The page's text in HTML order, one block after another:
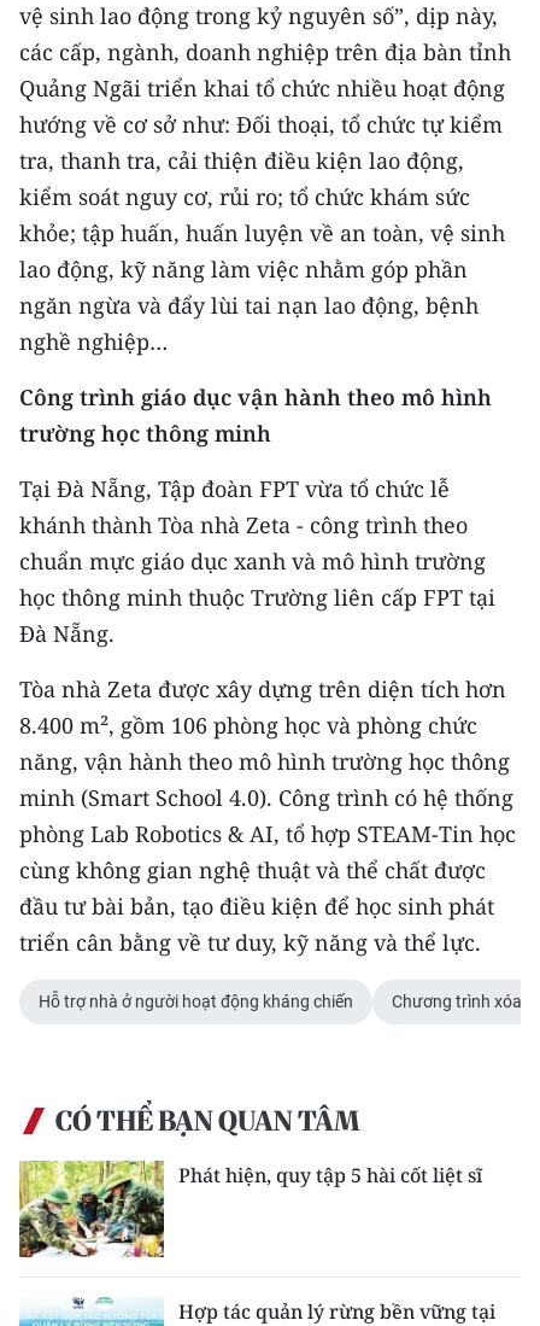
vệ sinh lao động trong kỷ nguyên số”, dịp này,
các cấp, ngành, doanh nghiệp trên địa bàn tỉnh
Quảng Ngãi triển khai tổ chức nhiều hoạt động
hướng về cơ sở như: Đối thoại, tổ chức tự kiểm
tra, thanh tra, cải thiện điều kiện lao động,
kiểm soát nguy cơ, rủi ro; tổ chức khám sức
khỏe; tập huấn, huấn luyện về an toàn, vệ sinh
lao động, kỹ năng làm việc nhằm góp phần
ngăn ngừa và đẩy lùi tai nạn lao động, bệnh
nghề nghiệp…
Công trình giáo dục vận hành theo mô hình
trường học thông minh
Tại Đà Nẵng, Tập đoàn FPT vừa tổ chức lễ
khánh thành Tòa nhà Zeta - công trình theo
chuẩn mực giáo dục xanh và mô hình trường
học thông minh thuộc Trường liên cấp FPT tại
Đà Nẵng.
Tòa nhà Zeta được xây dựng trên diện tích hơn
8.400 m², gồm 106 phòng học và phòng chức
năng, vận hành theo mô hình trường học thông
minh (Smart School 4.0). Công trình có hệ thống
phòng Lab Robotics & AI, tổ hợp STEAM-Tin học
cùng không gian nghệ thuật và thể chất được
đầu tư bài bản, tạo điều kiện để học sinh phát
triển cân bằng về tư duy, kỹ năng và thể lực.
Hỗ trợ nhà ở người hoạt động kháng chiến Chương trình xóa
CÓ THỂ BẠN QUAN TÂM
Phát hiện, quy tập 5 hài cốt liệt sĩ
Hợp tác quản lý rừng bền vững tại